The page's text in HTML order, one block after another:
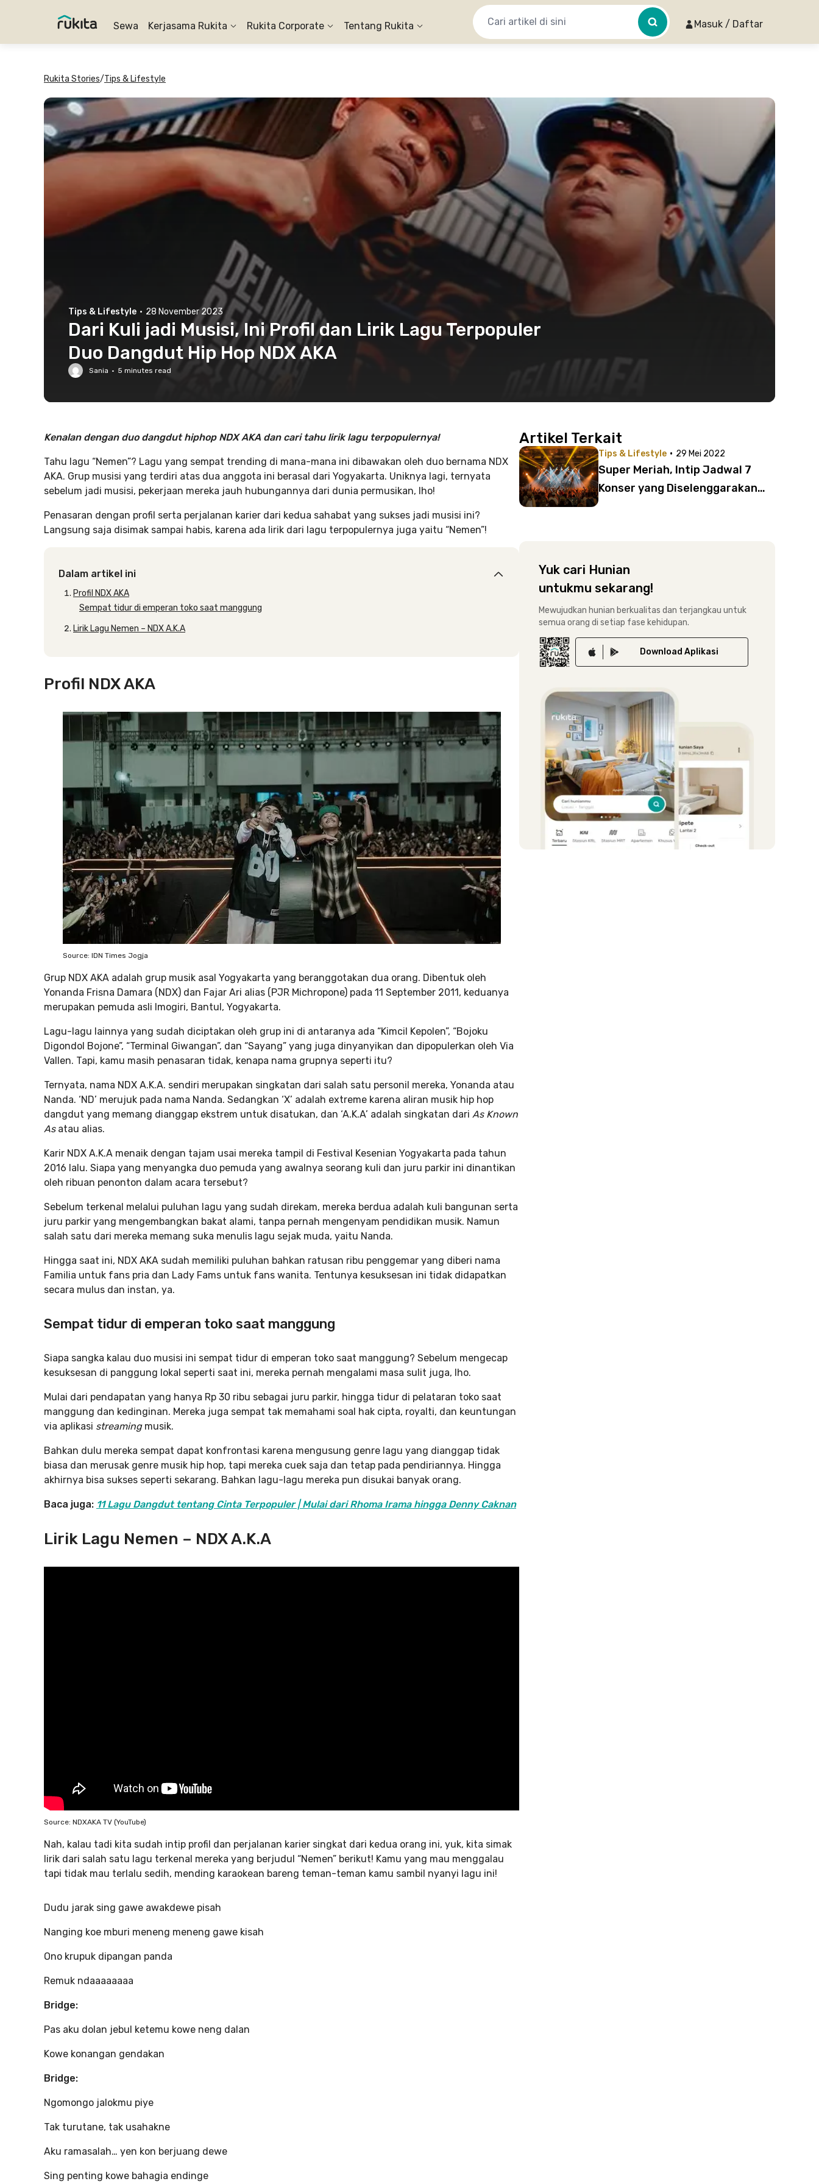
Sewa Kerjasama Rukita Rukita Corporate Tentang Rukita Masuk / Daftar
Rukita Stories/Tips & Lifestyle
Tips & Lifestyle · 28 November 2023
Dari Kuli jadi Musisi, Ini Profil dan Lirik Lagu Terpopuler
Duo Dangdut Hip Hop NDX AKA
Sania · 5 minutes read
Kenalan dengan duo dangdut hiphop NDX AKA dan cari tahu lirik lagu terpopulernya!
Tahu lagu “Nemen”? Lagu yang sempat trending di mana-mana ini dibawakan oleh duo bernama NDX
AKA. Grup musisi yang terdiri atas dua anggota ini berasal dari Yogyakarta. Uniknya lagi, ternyata
sebelum jadi musisi, pekerjaan mereka jauh hubungannya dari dunia permusikan, lho!
Penasaran dengan profil serta perjalanan karier dari kedua sahabat yang sukses jadi musisi ini?
Langsung saja disimak sampai habis, karena ada lirik dari lagu terpopulernya juga yaitu “Nemen”!
Dalam artikel ini
Profil NDX AKA
Sempat tidur di emperan toko saat manggung
Lirik Lagu Nemen – NDX A.K.A
Profil NDX AKA
Source: IDN Times Jogja
Grup NDX AKA adalah grup musik asal Yogyakarta yang beranggotakan dua orang. Dibentuk oleh
Yonanda Frisna Damara (NDX) dan Fajar Ari alias (PJR Michropone) pada 11 September 2011, keduanya
merupakan pemuda asli Imogiri, Bantul, Yogyakarta.
Lagu-lagu lainnya yang sudah diciptakan oleh grup ini di antaranya ada “Kimcil Kepolen”, “Bojoku
Digondol Bojone”, “Terminal Giwangan”, dan “Sayang” yang juga dinyanyikan dan dipopulerkan oleh Via
Vallen. Tapi, kamu masih penasaran tidak, kenapa nama grupnya seperti itu?
Ternyata, nama NDX A.K.A. sendiri merupakan singkatan dari salah satu personil mereka, Yonanda atau
Nanda. ‘ND’ merujuk pada nama Nanda. Sedangkan ‘X’ adalah extreme karena aliran musik hip hop
dangdut yang memang dianggap ekstrem untuk disatukan, dan ‘A.K.A’ adalah singkatan dari As Known
Asatau alias.
Karir NDX A.K.A menaik dengan tajam usai mereka tampil di Festival Kesenian Yogyakarta pada tahun
2016 lalu. Siapa yang menyangka duo pemuda yang awalnya seorang kuli dan juru parkir ini dinantikan
oleh ribuan penonton dalam acara tersebut?
Sebelum terkenal melalui puluhan lagu yang sudah direkam, mereka berdua adalah kuli bangunan serta
juru parkir yang mengembangkan bakat alami, tanpa pernah mengenyam pendidikan musik. Namun
salah satu dari mereka memang suka menulis lagu sejak muda, yaitu Nanda.
Hingga saat ini, NDX AKA sudah memiliki puluhan bahkan ratusan ribu penggemar yang diberi nama
Familia untuk fans pria dan Lady Fams untuk fans wanita. Tentunya kesuksesan ini tidak didapatkan
secara mulus dan instan, ya.
Sempat tidur di emperan toko saat manggung
Siapa sangka kalau duo musisi ini sempat tidur di emperan toko saat manggung? Sebelum mengecap
kesuksesan di panggung lokal seperti saat ini, mereka pernah mengalami masa sulit juga, lho.
Mulai dari pendapatan yang hanya Rp 30 ribu sebagai juru parkir, hingga tidur di pelataran toko saat
manggung dan kedinginan. Mereka juga sempat tak memahami soal hak cipta, royalti, dan keuntungan
via aplikasi streamingmusik.
Bahkan dulu mereka sempat dapat konfrontasi karena mengusung genre lagu yang dianggap tidak
biasa dan merusak genre musik hip hop, tapi mereka cuek saja dan tetap pada pendiriannya. Hingga
akhirnya bisa sukses seperti sekarang. Bahkan lagu-lagu mereka pun disukai banyak orang.
Baca juga: 11 Lagu Dangdut tentang Cinta Terpopuler | Mulai dari Rhoma Irama hingga Denny Caknan
Lirik Lagu Nemen – NDX A.K.A
Source: NDXAKA TV (YouTube)
Nah, kalau tadi kita sudah intip profil dan perjalanan karier singkat dari kedua orang ini, yuk, kita simak
lirik dari salah satu lagu terkenal mereka yang berjudul “Nemen” berikut! Kamu yang mau menggalau
tapi tidak mau terlalu sedih, mending karaokean bareng teman-teman kamu sambil nyanyi lagu ini!
Dudu jarak sing gawe awakdewe pisah
Nanging koe mburi meneng meneng gawe kisah
Ono krupuk dipangan panda
Remuk ndaaaaaaaa
Bridge:
Pas aku dolan jebul ketemu kowe neng dalan
Kowe konangan gendakan
Bridge:
Ngomongo jalokmu piye
Tak turutane, tak usahakne
Aku ramasalah… yen kon berjuang dewe
Sing penting kowe bahagia endinge
Artikel Terkait
Tips & Lifestyle · 29 Mei 2022
Super Meriah, Intip Jadwal 7
Konser yang Diselenggarakan
Yuk cari Hunian
untukmu sekarang!
Mewujudkan hunian berkualitas dan terjangkau untuk
semua orang di setiap fase kehidupan.
Download Aplikasi